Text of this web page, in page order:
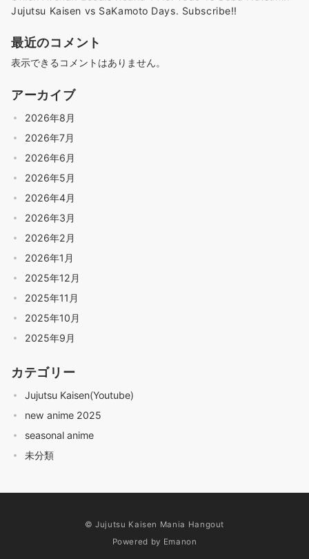
Jujutsu Kaisen vs SaKamoto Days. Subscribe!!
最近のコメント
表示できるコメントはありません。
アーカイブ
2026年8月
2026年7月
2026年6月
2026年5月
2026年4月
2026年3月
2026年2月
2026年1月
2025年12月
2025年11月
2025年10月
2025年9月
カテゴリー
Jujutsu Kaisen(Youtube)
new anime 2025
seasonal anime
未分類
© Jujutsu Kaisen Mania Hangout
Powered by Emanon